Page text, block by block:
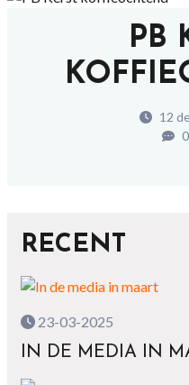
PB
12
RECENT
23-03-2025
IN DE MEDIA IN